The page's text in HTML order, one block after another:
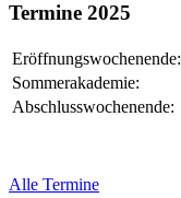
Termine 2025
Eröffnungswochenende:
Sommerakademie:
Abschlusswochenende:
Alle Termine